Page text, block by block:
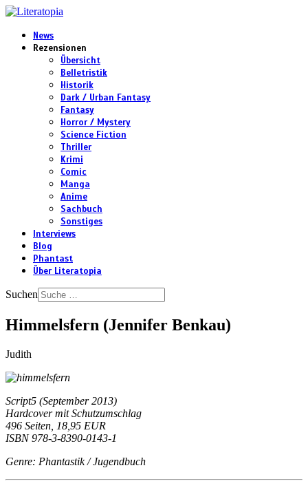
News
Rezensionen
Übersicht
Belletristik
Historik
Dark / Urban Fantasy
Fantasy
Horror / Mystery
Science Fiction
Thriller
Krimi
Comic
Manga
Anime
Sachbuch
Sonstiges
Interviews
Blog
Phantast
Über Literatopia
Suchen
Himmelsfern (Jennifer Benkau)
Judith
Script5 (September 2013)
Hardcover mit Schutzumschlag
496 Seiten, 18,95 EUR
ISBN 978-3-8390-0143-1
Genre: Phantastik / Jugendbuch